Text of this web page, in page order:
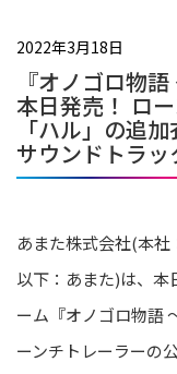
2022年3月18日
『オノゴロ物
本日発売！ ロ
「ハル」の追
サウンドトラッ
あまた株式会社(本社
以下：あまた)は、本
ーム『オノゴロ物語
ーンチトレーラーの